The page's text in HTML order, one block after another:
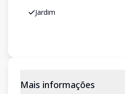
Jardim
Mais informações